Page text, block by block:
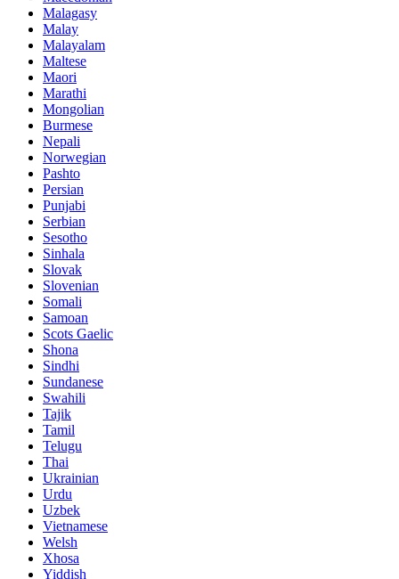
Malagasy
Malay
Malayalam
Maltese
Maori
Marathi
Mongolian
Burmese
Nepali
Norwegian
Pashto
Persian
Punjabi
Serbian
Sesotho
Sinhala
Slovak
Slovenian
Somali
Samoan
Scots Gaelic
Shona
Sindhi
Sundanese
Swahili
Tajik
Tamil
Telugu
Thai
Ukrainian
Urdu
Uzbek
Vietnamese
Welsh
Xhosa
Yiddish